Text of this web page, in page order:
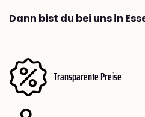
Dann bist du bei uns in
Transparente Preise